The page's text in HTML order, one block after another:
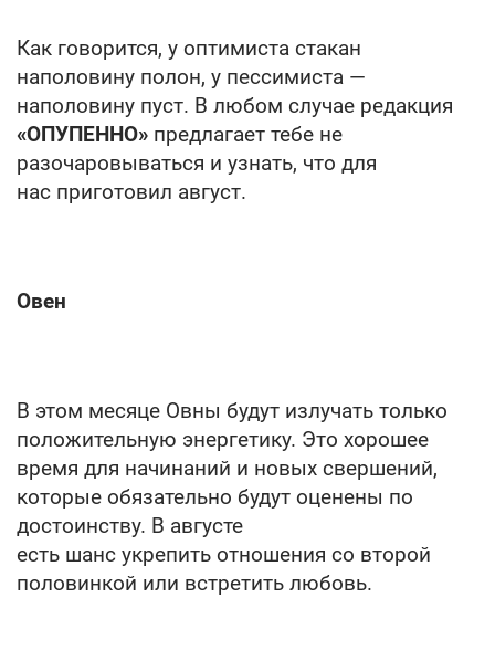
Как говорится, у оптимиста стакан
наполовину полон, у пессимиста —
наполовину пуст. В любом случае редакция
«ОПУПЕННО» предлагает тебе не
разочаровываться и узнать, что для
нас приготовил август.
Овен
В этом месяце Овны будут излучать только
положительную энергетику. Это хорошее
время для начинаний и новых свершений,
которые обязательно будут оценены по
достоинству. В августе
есть шанс укрепить отношения со второй
половинкой или встретить любовь.